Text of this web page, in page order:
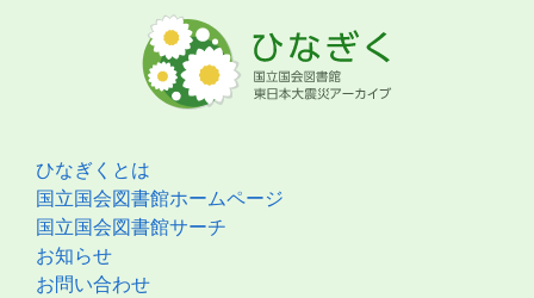
ひなぎくとは
国立国会図書館ホームページ
国立国会図書館サーチ
お知らせ
お問い合わせ